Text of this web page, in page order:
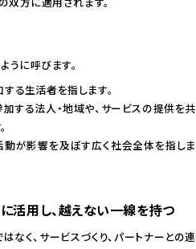
双方に適用されます。
うに呼びます。
る生活者を指します。
する法人・地域や、サービスの提供を共
が影響を及ぼす広く社会全体を指しま
用し、越えない一線を持つ
く、サービスづくり、パートナーとの連